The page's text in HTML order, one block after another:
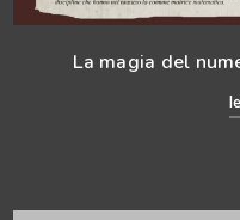
La magia del